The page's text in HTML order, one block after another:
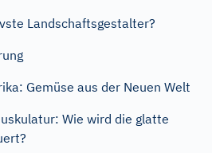
Landschaftsgestalter?
Gemüse aus der Neuen Welt
Wie wird die glatte